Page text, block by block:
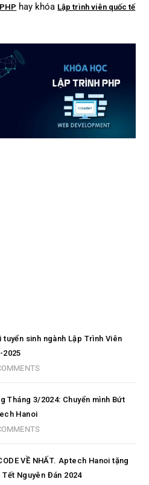
hay khóa Lập trình viên quốc tế
sinh ngành Lập Trình Viên
2025
Tháng 3/2024: Chuyển mình Bứt
Hanoi
VỀ NHẤT. Aptech Hanoi tặng
Nguyên Đán 2024